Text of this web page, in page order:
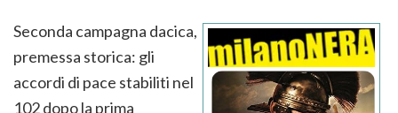
Seconda campagna dacica,
premessa storica: gli
accordi di pace stabiliti nel
102 dopo la prima